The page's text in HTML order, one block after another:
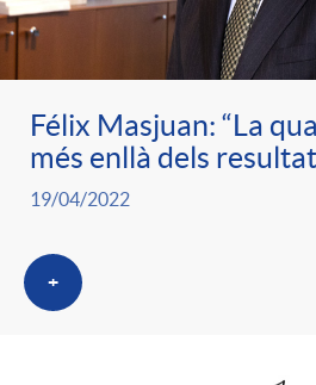
r
a
S
a
ó
p
e
r
t
e
n
i
l
c
a
Félix Masjuan: “La
més enllà dels
19/04/2022
+